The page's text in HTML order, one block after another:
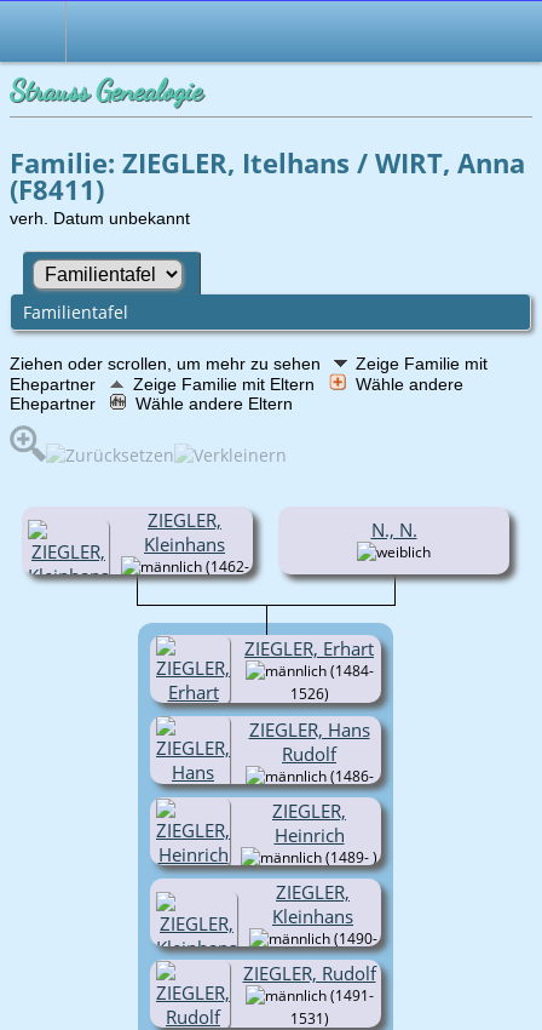
Strauss Genealogie
Familie: ZIEGLER, Itelhans / WIRT, Anna
(F8411)
verh. Datum unbekannt
Familientafel
Ziehen oder scrollen, um mehr zu sehen
Zeige Familie mit
Ehepartner
Zeige Familie mit Eltern
Wähle andere
Ehepartner
Wähle andere Eltern
ZIEGLER,
Kleinhans
(1462-
)
N., N.
ZIEGLER, Erhart
(1484-
1526)
ZIEGLER, Hans
Rudolf
(1486-
1519)
ZIEGLER,
Heinrich
(1489- )
ZIEGLER,
Kleinhans
(1490-
)
ZIEGLER, Rudolf
(1491-
1531)